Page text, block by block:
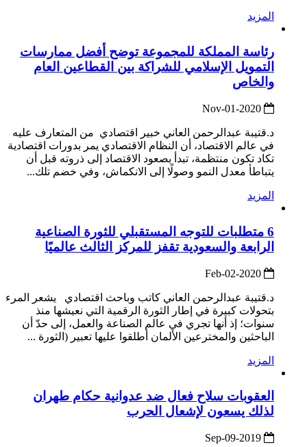
المزيد
رئاسة المملكة للمجموعة توضح أفضل ممارسات
التمويل الإسلامي للشراكة بين القطاعين العام
والخاص
د.قتيبة عبدالرحمن العاني خبير اقتصادي من المتعارف عليه
في عالم الاقتصاد، أن النظام الاقتصادي يمر بدورات اقتصادية
تكاد تكون منتظمة، تبدأ بصعود الاقتصاد إلى ذروته قبل أن
يتباطأ معدل النمو وصولًا إلى الانكماش، وفي خضم تلك...
المزيد
6 متطلبات للتوجه المستقبلي للثورة الصناعية
الرابعة والسعودية تقفز للمركز الثالث عالميًا
د.قتيبة عبدالرحمن العاني كاتب وباحث اقتصادي يشعر المرء
بتحولات كبيرة في إطار الثورة الرقمية التي نعيشها منذ
سنوات؛ إذ أنها تجري في عالم الصناعة والعمل، إلى حدّ أن
الباحثين والمخترعين الألمان أطلقوا عليها تعبير (الثورة ...
المزيد
العقوبات سلاح فعال ضد عدوانية حكام طهران
لذلك يسعون لإشعال الحرب